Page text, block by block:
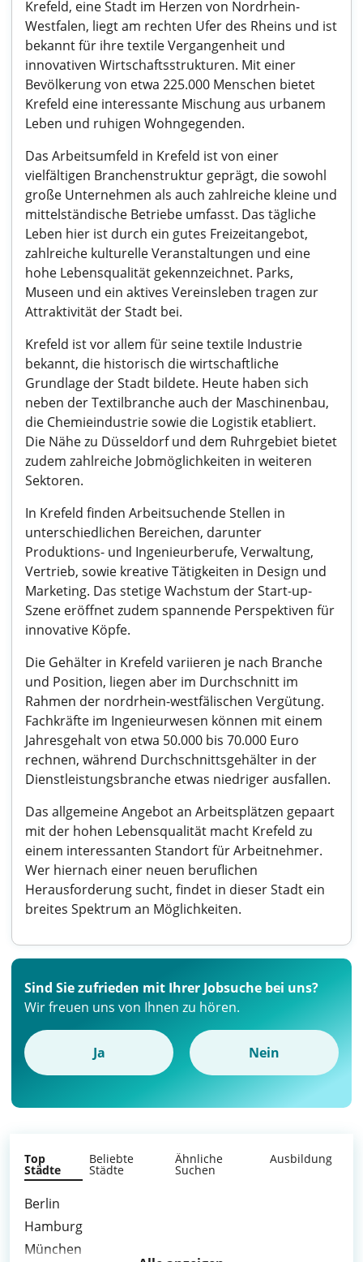
Krefeld, eine Stadt im Herzen von Nordrhein-
Westfalen, liegt am rechten Ufer des Rheins und ist
bekannt für ihre textile Vergangenheit und
innovativen Wirtschaftsstrukturen. Mit einer
Bevölkerung von etwa 225.000 Menschen bietet
Krefeld eine interessante Mischung aus urbanem
Leben und ruhigen Wohngegenden.
Das Arbeitsumfeld in Krefeld ist von einer
vielfältigen Branchenstruktur geprägt, die sowohl
große Unternehmen als auch zahlreiche kleine und
mittelständische Betriebe umfasst. Das tägliche
Leben hier ist durch ein gutes Freizeitangebot,
zahlreiche kulturelle Veranstaltungen und eine
hohe Lebensqualität gekennzeichnet. Parks,
Museen und ein aktives Vereinsleben tragen zur
Attraktivität der Stadt bei.
Krefeld ist vor allem für seine textile Industrie
bekannt, die historisch die wirtschaftliche
Grundlage der Stadt bildete. Heute haben sich
neben der Textilbranche auch der Maschinenbau,
die Chemieindustrie sowie die Logistik etabliert.
Die Nähe zu Düsseldorf und dem Ruhrgebiet bietet
zudem zahlreiche Jobmöglichkeiten in weiteren
Sektoren.
In Krefeld finden Arbeitsuchende Stellen in
unterschiedlichen Bereichen, darunter
Produktions- und Ingenieurberufe, Verwaltung,
Vertrieb, sowie kreative Tätigkeiten in Design und
Marketing. Das stetige Wachstum der Start-up-
Szene eröffnet zudem spannende Perspektiven für
innovative Köpfe.
Die Gehälter in Krefeld variieren je nach Branche
und Position, liegen aber im Durchschnitt im
Rahmen der nordrhein-westfälischen Vergütung.
Fachkräfte im Ingenieurwesen können mit einem
Jahresgehalt von etwa 50.000 bis 70.000 Euro
rechnen, während Durchschnittsgehälter in der
Dienstleistungsbranche etwas niedriger ausfallen.
Das allgemeine Angebot an Arbeitsplätzen gepaart
mit der hohen Lebensqualität macht Krefeld zu
einem interessanten Standort für Arbeitnehmer.
Wer hiernach einer neuen beruflichen
Herausforderung sucht, findet in dieser Stadt ein
breites Spektrum an Möglichkeiten.
Sind Sie zufrieden mit Ihrer Jobsuche bei uns?
Wir freuen uns von Ihnen zu hören.
Ja Nein
Top
Städte
Beliebte
Städte
Ähnliche
Suchen
Ausbildung
Berlin
Hamburg
München